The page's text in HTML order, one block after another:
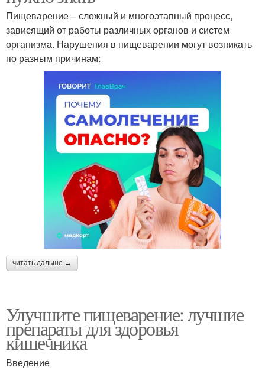
Пищеварение – сложный и многоэтапный процесс,
зависящий от работы различных органов и систем
организма. Нарушения в пищеварении могут возникать
по разным причинам:
читать дальше →
Улучшите пищеварение: лучшие
препараты для здоровья
кишечника
Введение